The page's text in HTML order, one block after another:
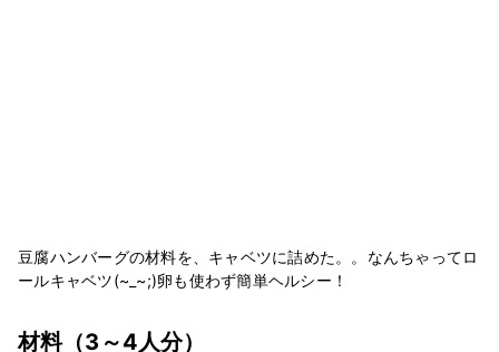
豆腐ハンバーグの材料を、キャベツに詰めた。。なんちゃってロ
ールキャベツ(~_~;)卵も使わず簡単ヘルシー！
材料（3～4人分）